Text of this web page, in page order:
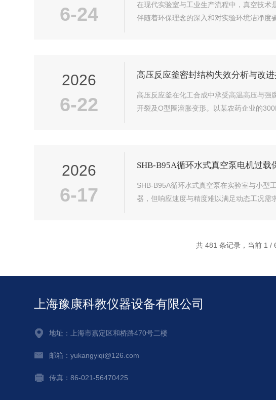
6-24
在现代实验室与工业生产流程中，真空技术
伴随着环保理念的深入和对实验环境洁净
2026
6-22
高压反应釜密封结构失效分析与改
高压反应釜在化工合成中承受高温高压与
开裂及O型圈溶胀变形。以某农药企业的
2026
6-17
SHB-B95A循环水式真空泵电机过载
SHB-B95A循环水式真空泵在实验室与小型
器，但响应速度与精度难以满足动态工况需
共 481 条记录，当前 1
上海豫康科教仪器设备有限公司
地址：上海市嘉定区和桥路470号二楼
邮箱：yukangyiqi@126.com
传真：86-021-56470425